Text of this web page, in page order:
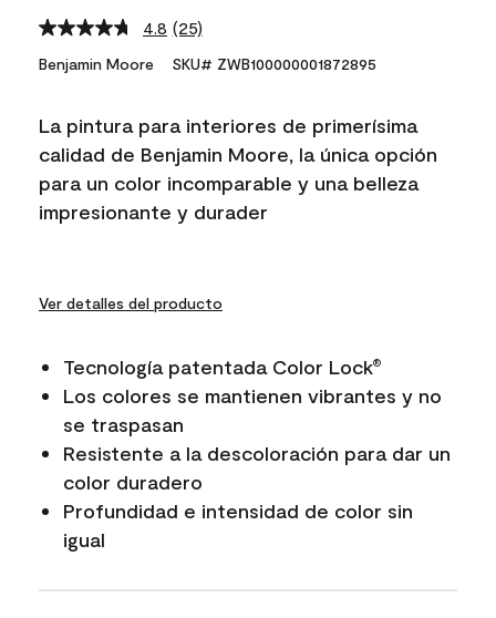
4.8 Read
25
Reviews.
link.
(25)
Benjamin Moore SKU# ZWB100000001872895
La pintura para interiores de primerísima
calidad de Benjamin Moore, la única opción
para un color incomparable y una belleza
impresionante y durader
Ver detalles del producto
Tecnología patentada Color Lock®
Los colores se mantienen vibrantes y no
se traspasan
Resistente a la descoloración para dar un
color duradero
Profundidad e intensidad de color sin
igual